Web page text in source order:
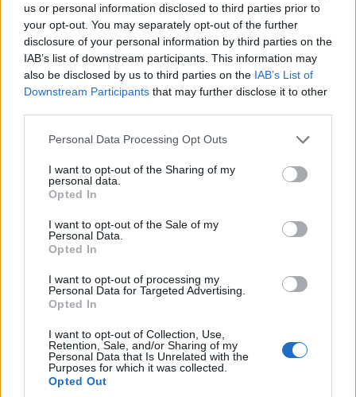
us or personal information disclosed to third parties prior to
your opt-out. You may separately opt-out of the further
disclosure of your personal information by third parties on the
IAB’s list of downstream participants. This information may
also be disclosed by us to third parties on the IAB’s List of
Downstream Participants that may further disclose it to other
Please note that this website/app uses one or more Google
not limited to your visit or usage behaviour. You may click to
grant or deny consent to Google and its third-party tags to
use your data for below specified purposes in below Google
consent section.
Personal Data Processing Opt Outs
I want to opt-out of the Sharing of my
personal data.
Opted In
I want to opt-out of the Sale of my
Personal Data.
Opted In
I want to opt-out of processing my
Personal Data for Targeted Advertising.
Opted In
I want to opt-out of Collection, Use,
Retention, Sale, and/or Sharing of my
Personal Data that Is Unrelated with the
Purposes for which it was collected.
Opted Out
Ωστόσο οι κανονισμοί περιλαμβάνουν τις ακόλουθες
εξαιρέσεις :
Η ισχύς του κινητήρα εσωτερικής καύσεως μπορεί να
αυξηθεί κατά 3% στα 515kW (700 hp) στο τέλος των
ευθειών και όταν η μπαταρία είναι άδεια, οπότε ο
διαμόρφωση εφαρμόζεται αυτόματα από τα ηλεκτρονικά
του αυτοκινήτου,
δυνατότητα λειτουργίας είτε με τον κινητήρα εσωτερικής
καύσεως είτε με τον ηλεκτροκινητήρα, ή και τους δύο
υπερβαίνει τα 60χλμ./ώ.
Όπως απαιτείται από τους κανονισμούς, το Hypercar θα
είναι εξοπλισμένο με συγκεκριμένους αισθητήρες για την
παρακολούθηση και τη μετάδοση των επιπέδων ισχύος που